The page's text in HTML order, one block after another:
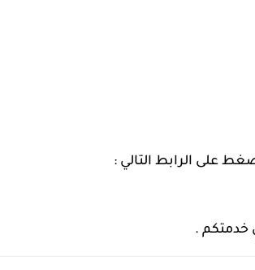
على الرابط التالي :
خدمتكم .